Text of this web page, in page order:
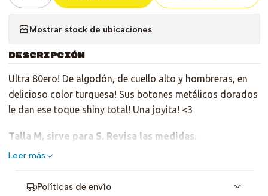
Mostrar stock de ubicaciones
DESCRIPCIÓN
Ultra 80ero! De algodón, de cuello alto y hombreras, en
delicioso color turquesa! Sus botones metálicos dorados
le dan ese toque shiny total! Una joyita! <3
Talla M, sirve para S. Revisa las medidas.
Leer más
Políticas de envío